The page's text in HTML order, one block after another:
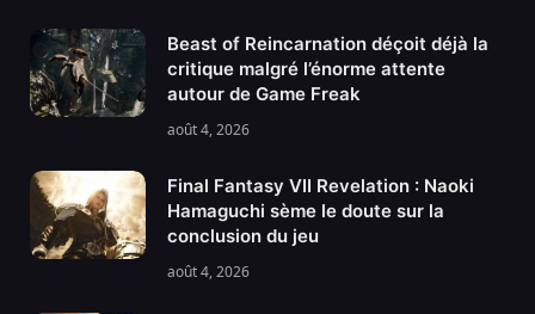
Beast of Reincarnation déçoit déjà la
critique malgré l’énorme attente
autour de Game Freak
août 4, 2026
Final Fantasy VII Revelation : Naoki
Hamaguchi sème le doute sur la
conclusion du jeu
août 4, 2026